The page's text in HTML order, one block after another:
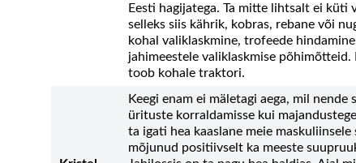
Eesti hagijatega. Ta mitte lihtsalt ei küti
selleks siis kährik, kobras, rebane või
kohal valiklaskmine, trofeede
jahimeestele valiklaskmise
toob kohale traktori.
Keegi enam ei mäletagi aega, mil
ürituste korraldamisse kui
ta igati hea kaaslane meie
mõjunud positiivselt ka meeste